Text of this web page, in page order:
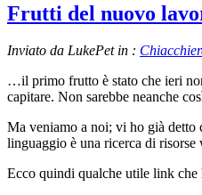
Frutti del nuovo
Inviato da LukePet in :
…il primo frutto è stato che ieri
capitare. Non sarebbe neanche
Ma veniamo a noi; vi ho già detto
linguaggio è una ricerca di
Ecco quindi qualche utile link che